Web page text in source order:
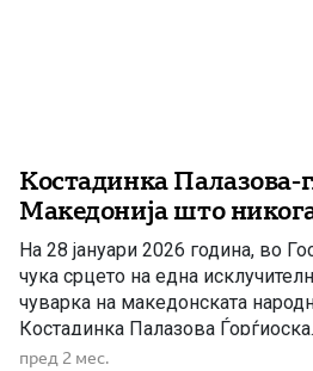
Костадинка Палазова-
Македонија што
На 28 јануари 2026 година, во
чука срцето на една
чуварка на македонската
Костадинка Палазова
нејзините песни и нејзината
пред 2 мес.